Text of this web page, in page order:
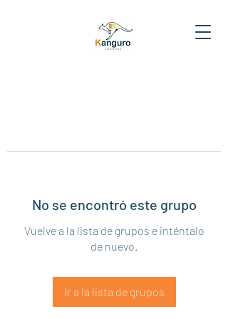
No se encontró este grupo
Vuelve a la lista de grupos e inténtalo
de nuevo.
Ir a la lista de grupos